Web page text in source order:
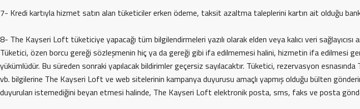
7- Kredi kartıyla hizmet satın alan tüketiciler erken ödeme, taksit azaltma taleplerini kartın ait olduğu
8- The Kayseri Loft tüketiciye yapacağı tüm bilgilendirmeleri yazılı olarak elden veya kalıcı veri
Tüketici, özen borcu gereği sözleşmenin hiç ya da gereği gibi ifa edilmemesi halini, hizmetin ifa
yükümlüdür. Bu süreden sonraki yapılacak bildirimler geçersiz sayılacaktır. Tüketici, rezervasyon
vb. bilgilerine The Kayseri Loft ve web sitelerinin kampanya duyurusu amaçlı yapmış olduğu bülten
duyuruları istemediğini beyan etmesi halinde, The Kayseri Loft elektronik posta, sms, faks ve posta